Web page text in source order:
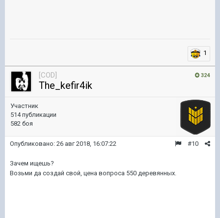
1
324
[COD]
The_kefir4ik
Участник
514 публикации
582 боя
#10
Опубликовано: 26 авг 2018, 16:07:22
Зачем ищешь?
Возьми да создай свой, цена вопроса 550 деревянных.